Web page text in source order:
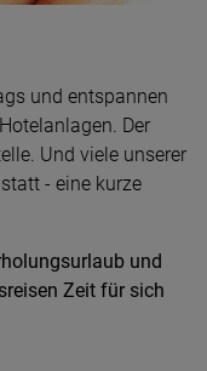
und entspannen
Der
Und viele unserer
- eine kurze
und
Zeit für sich